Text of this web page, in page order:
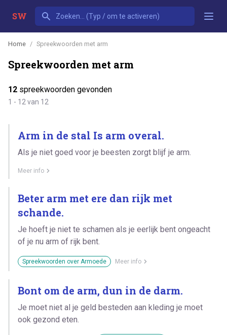
SW
Home Spreekwoorden met arm
Spreekwoorden met arm
12 spreekwoorden gevonden
1 - 12 van 12
Arm in de stal Is arm overal.
Als je niet goed voor je beesten zorgt blijf je arm.
Meer info
Beter arm met ere dan rijk met
schande.
Je hoeft je niet te schamen als je eerlijk bent ongeacht
of je nu arm of rijk bent.
Spreekwoorden over Armoede Meer info
Bont om de arm, dun in de darm.
Je moet niet al je geld besteden aan kleding je moet
ook gezond eten.